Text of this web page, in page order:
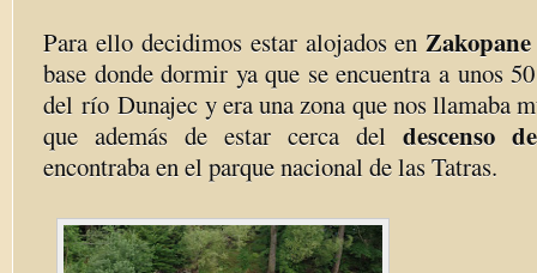
Para ello decidimos estar alojados enZakopane
base donde dormir ya que se encuentra a unos
del río Dunajec y era una zona que nos llamaba
que además de estar cerca del descenso
encontraba en el parque nacional de las Tatras.